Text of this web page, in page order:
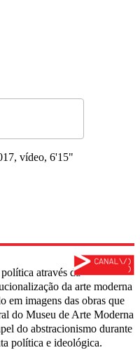
vídeo, 6'15"
através da
da arte moderna
em imagens das obras que
do Museu de Arte Moderna
do abstracionismo durante
política e ideológica.